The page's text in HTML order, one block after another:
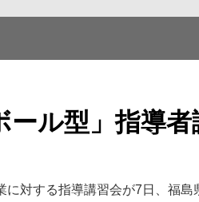
ル型」指導
対する指導講習会が7日、福島